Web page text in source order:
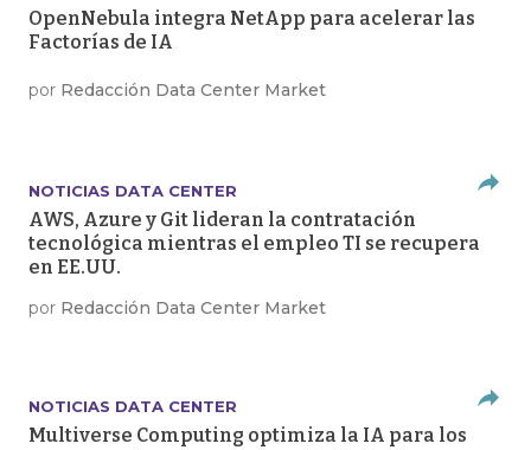
OpenNebula integra NetApp para acelerar las
Factorías de IA
por Redacción Data Center Market
NOTICIAS DATA CENTER
AWS, Azure y Git lideran la contratación
tecnológica mientras el empleo TI se recupera
en EE.UU.
por Redacción Data Center Market
NOTICIAS DATA CENTER
Multiverse Computing optimiza la IA para los